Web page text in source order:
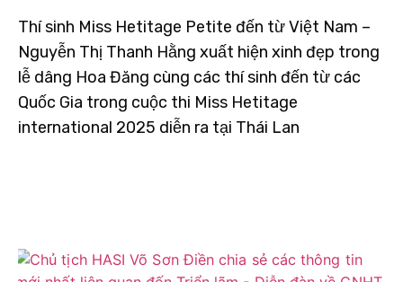
Thí sinh Miss Hetitage Petite đến từ Việt Nam –
Nguyễn Thị Thanh Hằng xuất hiện xinh đẹp trong
lễ dâng Hoa Đăng cùng các thí sinh đến từ các
Quốc Gia trong cuộc thi Miss Hetitage
international 2025 diễn ra tại Thái Lan